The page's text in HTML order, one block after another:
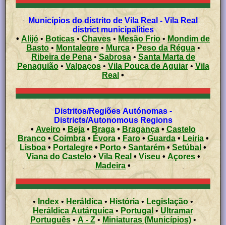
Municípios do distrito de Vila Real - Vila Real
district municipalities
• Alijó • Boticas • Chaves • Mesão Frio• Mondim de
Basto• Montalegre• Murça•Peso da Régua•
Ribeira de Pena•Sabrosa• Santa Marta de
Penaguião• Valpaços• Vila Pouca de Aguiar• Vila
Real •
Distritos/Regiões Autónomas -
Districts/Autonomous Regions
• Aveiro• Beja• Braga• Bragança• Castelo
Branco•Coimbra• Évora• Faro• Guarda•Leiria•
Lisboa• Portalegre • Porto • Santarém• Setúbal •
Viana do Castelo• Vila Real • Viseu • Açores •
Madeira •
• Index • Heráldica • História • Legislação •
Heráldica Autárquica • Portugal •Ultramar
Português• A - Z• Miniaturas (Municípios)•